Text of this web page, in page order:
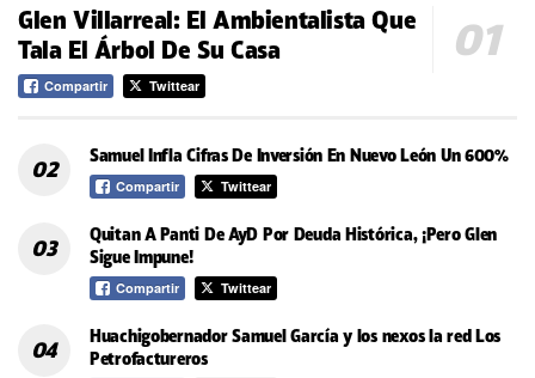
Glen Villarreal: El Ambientalista Que
Tala El Árbol De Su Casa
Compartir Twittear
Samuel Infla Cifras De Inversión En Nuevo León Un 600%
Compartir Twittear
Quitan A Panti De AyD Por Deuda Histórica, ¡Pero Glen
Sigue Impune!
Compartir Twittear
Huachigobernador Samuel García y los nexos la red Los
Petrofactureros